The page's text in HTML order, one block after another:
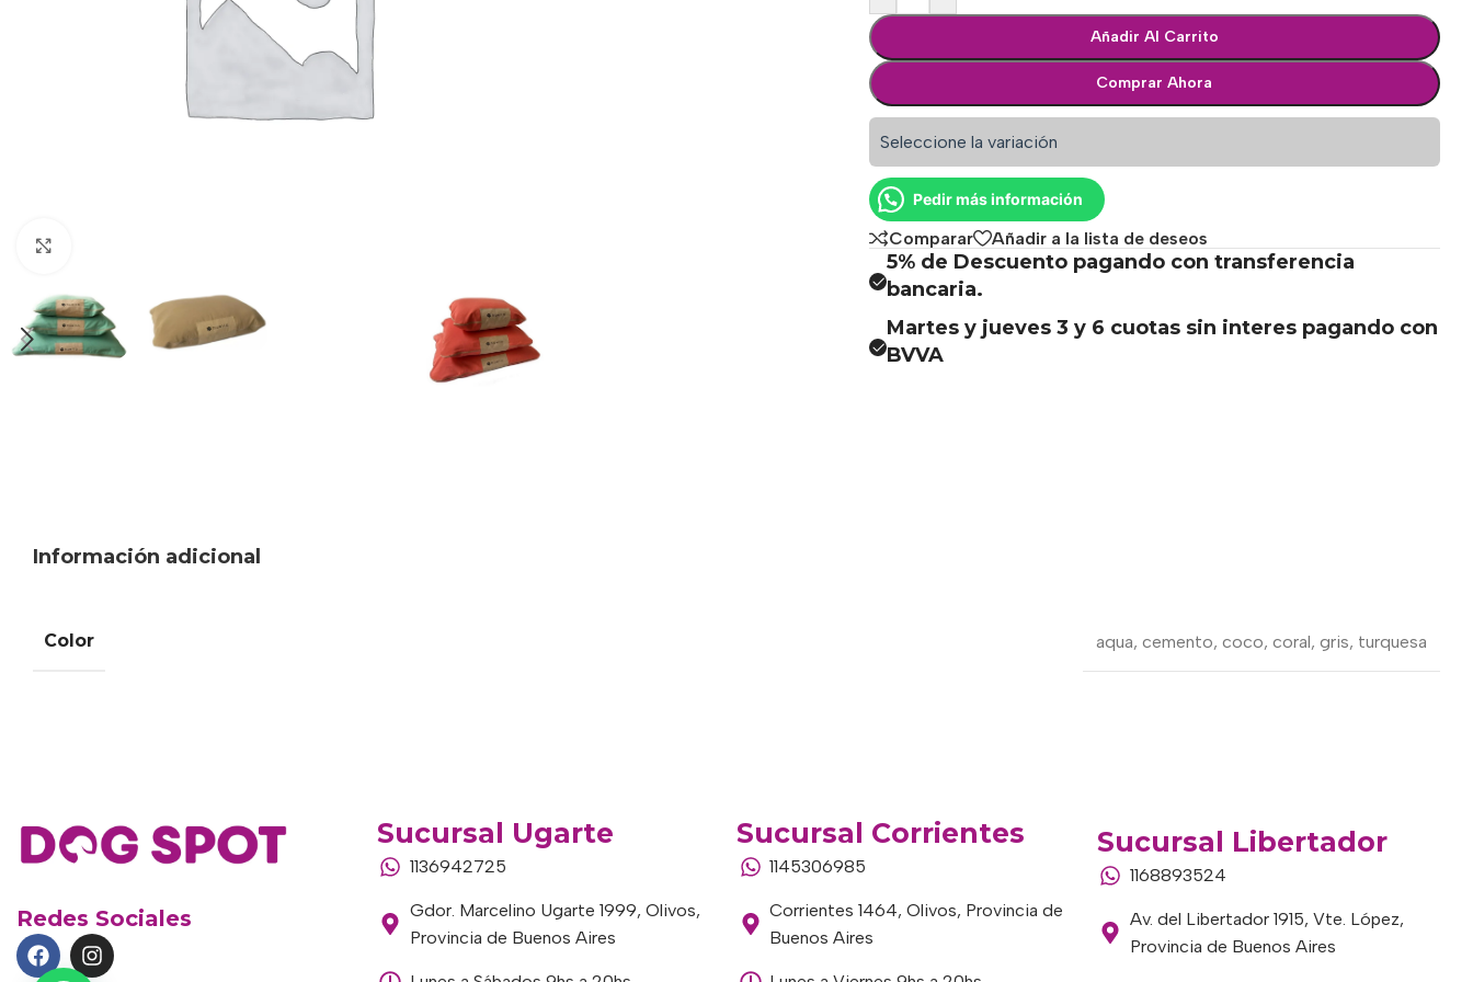
Añadir Al Carrito
Comprar Ahora
Seleccione la variación
Pedir más información
Comparar Añadir a la lista de deseos
5% de Descuento pagando con transferencia
bancaria.
Martes y jueves 3 y 6 cuotas sin interes pagando con
BVVA
Información adicional
Color aqua, cemento, coco, coral, gris, turquesa
Redes Sociales
Sucursal Ugarte
1136942725
Gdor. Marcelino Ugarte 1999, Olivos,
Provincia de Buenos Aires
Sucursal Corrientes
1145306985
Corrientes 1464, Olivos, Provincia de
Buenos Aires
Sucursal Libertador
1168893524
Av. del Libertador 1915, Vte. López,
Provincia de Buenos Aires